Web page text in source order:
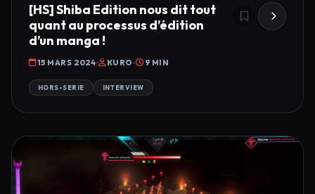
[HS] Shiba Edition nous dit tout
quant au processus d’édition
d’un manga !
15 MARS 2024 KURO 9 MIN
HORS-SERIE INTERVIEW